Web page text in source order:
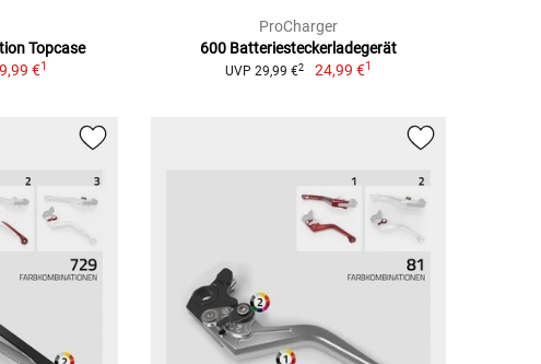
Topcase
€1
ProCharger
600 Batteriesteckerladegerät
UVP 29,99 €2 24,99 €1